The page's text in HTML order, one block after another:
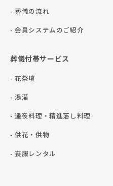
- 葬儀の流れ
- 会員システムのご紹介
葬儀付帯サービス
- 花祭壇
- 湯灌
- 通夜料理・精進落し料理
- 供花・供物
- 喪服レンタル